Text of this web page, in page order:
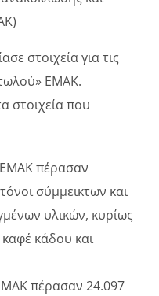
στοιχεία για τις
ΕΜΑΚ.
στοιχεία που
πέρασαν
σύμμεικτων και
υλικών, κυρίως
κάδου και
πέρασαν 24.097